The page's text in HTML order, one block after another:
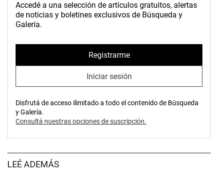
Accedé a una selección de artículos gratuitos, alertas
de noticias y boletines exclusivos de Búsqueda y
Galería.
Registrarme
Iniciar sesión
Disfrutá de acceso ilimitado a todo el contenido de Búsqueda
y Galería.
Consultá nuestras opciones de suscripción.
LEÉ ADEMÁS